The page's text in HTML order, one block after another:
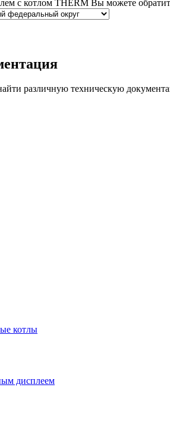
с котлом THERM Вы можете
различную техническую
котлы
дисплеем